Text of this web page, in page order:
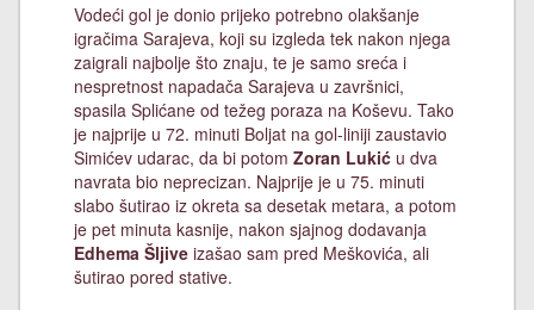
Vodeći gol je donio prijeko potrebno olakšanje
igračima Sarajeva, koji su izgleda tek nakon njega
zaigrali najbolje što znaju, te je samo sreća i
nespretnost napadača Sarajeva u završnici,
spasila Splićane od težeg poraza na Koševu. Tako
je najprije u 72. minuti Boljat na gol-liniji zaustavio
Simićev udarac, da bi potom Zoran Lukić u dva
navrata bio neprecizan. Najprije je u 75. minuti
slabo šutirao iz okreta sa desetak metara, a potom
je pet minuta kasnije, nakon sjajnog dodavanja
Edhema Šljive izašao sam pred Meškovića, ali
šutirao pored stative.